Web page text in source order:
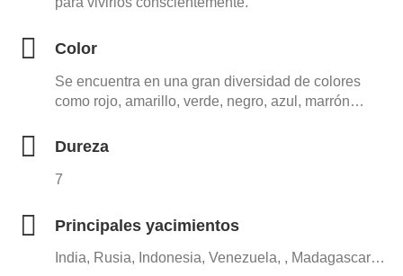
Color
Se encuentra en una gran diversidad de colores
como rojo, amarillo, verde, negro, azul, marrón…
Dureza
7
Principales yacimientos
India, Rusia, Indonesia, Venezuela, , Madagascar…